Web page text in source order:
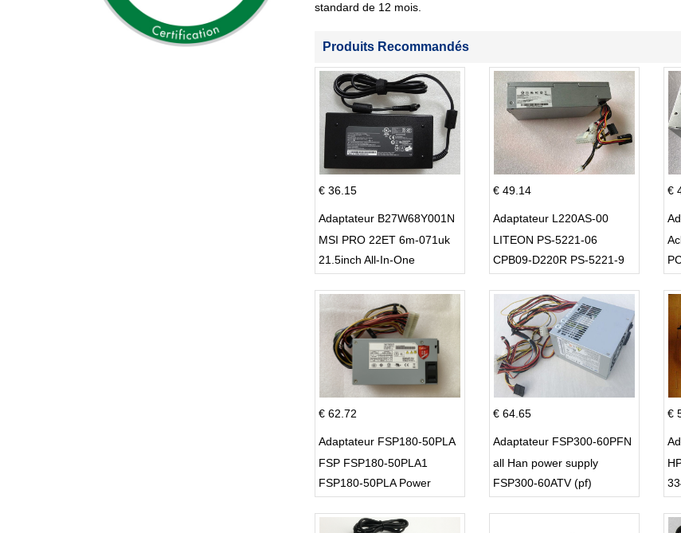
standard de 12 mois.
Produits Recommandés
€ 36.15
Adaptateur B27W68Y001N
MSI PRO 22ET 6m-071uk
21.5inch All-In-One
€ 49.14
Adaptateur L220AS-00
LITEON PS-5221-06
CPB09-D220R PS-5221-9
€
€ 62.72
Adaptateur FSP180-50PLA
FSP FSP180-50PLA1
FSP180-50PLA Power
€ 64.65
Adaptateur FSP300-60PFN
all Han power supply
FSP300-60ATV (pf)
€